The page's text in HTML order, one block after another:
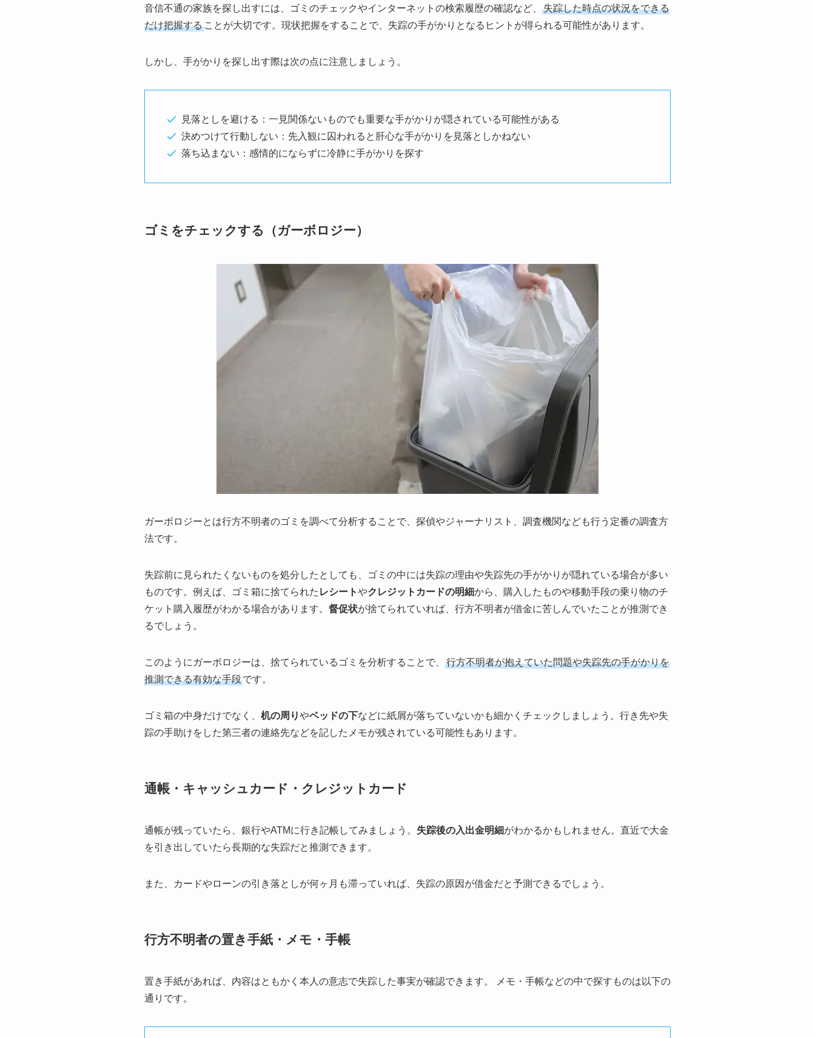
音信不通の家族を探し出すには、ゴミのチェックやインターネットの検索履歴の確認など、
失踪した時点の状況をできる
だけ把握する ことが大切です。現状把握をすることで、失踪の手がかりとなるヒントが得られる可能性があります。
しかし、手がかりを探し出す際は次の点に注意しましょう。
見落としを避ける：一見関係ないものでも重要な手がかりが隠されている可能性がある
決めつけて行動しない：先入観に囚われると肝心な手がかりを見落としかねない
落ち込まない：感情的にならずに冷静に手がかりを探す
ゴミをチェックする（ガーボロジー）
ガーボロジーとは行方不明者のゴミを調べて分析することで、探偵やジャーナリスト、調査機関なども行う定番の調査方
法です。
失踪前に見られたくないものを処分したとしても、ゴミの中には失踪の理由や失踪先の手がかりが隠れている場合が多い
ものです。例えば、ゴミ箱に捨てられた レシートやクレジットカードの明細から、購入したものや移動手段の乗り物のチ
ケット購入履歴がわかる場合があります。 督促状が捨てられていれば、行方不明者が借金に苦しんでいたことが推測でき
るでしょう。
このようにガーボロジーは、捨てられているゴミを分析することで、
行方不明者が抱えていた問題や失踪先の手がかりを
推測できる有効な手段です。
ゴミ箱の中身だけでなく、 机の周りやベッドの下などに紙屑が落ちていないかも細かくチェックしましょう。行き先や失
踪の手助けをした第三者の連絡先などを記したメモが残されている可能性もあります。
通帳・キャッシュカード・クレジットカード
通帳が残っていたら、銀行やATMに行き記帳してみましょう。 失踪後の入出金明細がわかるかもしれません。直近で大金
を引き出していたら長期的な失踪だと推測できます。
また、カードやローンの引き落としが何ヶ月も滞っていれば、失踪の原因が借金だと予測できるでしょう。
行方不明者の置き手紙・メモ・手帳
置き手紙があれば、内容はともかく本人の意志で失踪した事実が確認できます。 メモ・手帳などの中で探すものは以下の
通りです。